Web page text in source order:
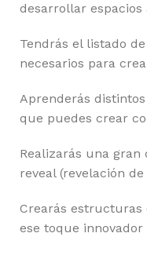
desarrollar espacios
Tendrás el listado
necesarios para
Aprenderás
que puedes crear
Realizarás una
reveal (revelación
Crearás
ese toque